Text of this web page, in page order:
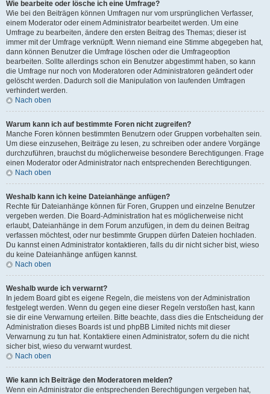
Wie bearbeite oder lösche ich eine Umfrage?
Wie bei den Beiträgen können Umfragen nur vom ursprünglichen Verfasser,
einem Moderator oder einem Administrator bearbeitet werden. Um eine
Umfrage zu bearbeiten, ändere den ersten Beitrag des Themas; dieser ist
immer mit der Umfrage verknüpft. Wenn niemand eine Stimme abgegeben hat,
dann können Benutzer die Umfrage löschen oder die Umfrageoption
bearbeiten. Sollte allerdings schon ein Benutzer abgestimmt haben, so kann
die Umfrage nur noch von Moderatoren oder Administratoren geändert oder
gelöscht werden. Dadurch soll die Manipulation von laufenden Umfragen
verhindert werden.
Nach oben
Warum kann ich auf bestimmte Foren nicht zugreifen?
Manche Foren können bestimmten Benutzern oder Gruppen vorbehalten sein.
Um diese einzusehen, Beiträge zu lesen, zu schreiben oder andere Vorgänge
durchzuführen, brauchst du möglicherweise besondere Berechtigungen. Frage
einen Moderator oder Administrator nach entsprechenden Berechtigungen.
Nach oben
Weshalb kann ich keine Dateianhänge anfügen?
Rechte für Dateianhänge können für Foren, Gruppen und einzelne Benutzer
vergeben werden. Die Board-Administration hat es möglicherweise nicht
erlaubt, Dateianhänge in dem Forum anzufügen, in dem du deinen Beitrag
verfassen möchtest, oder nur bestimmte Gruppen dürfen Dateien hochladen.
Du kannst einen Administrator kontaktieren, falls du dir nicht sicher bist, wieso
du keine Dateianhänge anfügen kannst.
Nach oben
Weshalb wurde ich verwarnt?
In jedem Board gibt es eigene Regeln, die meistens von der Administration
festgelegt werden. Wenn du gegen eine dieser Regeln verstoßen hast, kann
sie dir eine Verwarnung erteilen. Bitte beachte, dass dies die Entscheidung der
Administration dieses Boards ist und phpBB Limited nichts mit dieser
Verwarnung zu tun hat. Kontaktiere einen Administrator, sofern du die nicht
sicher bist, wieso du verwarnt wurdest.
Nach oben
Wie kann ich Beiträge den Moderatoren melden?
Wenn ein Administrator die entsprechenden Berechtigungen vergeben hat,